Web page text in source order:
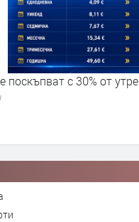
поскъпват с 30% от утре